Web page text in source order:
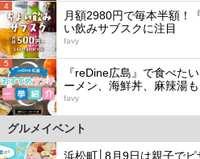
4
月額2980円で毎本半額！
い飲みサブスクに注目
favy
5
『reDine広島』で食べた
ーメン、海鮮丼、麻辣湯も
favy
グルメイベント
浜松町│8月9日は親子で